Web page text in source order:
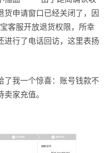
货申请窗口已经关闭了，因
客服开放退货权限，所幸
进行了电话回访，这里表扬
了我一个惊喜：账号钱款不
家充值。